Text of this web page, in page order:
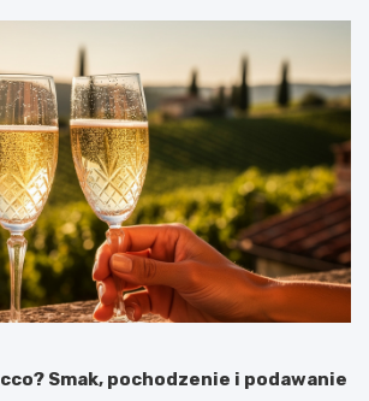
Smak, pochodzenie i podawanie